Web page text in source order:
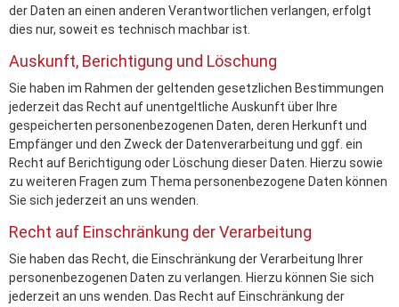
der Daten an einen anderen Verantwortlichen verlangen, erfolgt
dies nur, soweit es technisch machbar ist.
Auskunft, Berichtigung und Löschung
Sie haben im Rahmen der geltenden gesetzlichen Bestimmungen
jederzeit das Recht auf unentgeltliche Auskunft über Ihre
gespeicherten personenbezogenen Daten, deren Herkunft und
Empfänger und den Zweck der Datenverarbeitung und ggf. ein
Recht auf Berichtigung oder Löschung dieser Daten. Hierzu sowie
zu weiteren Fragen zum Thema personenbezogene Daten können
Sie sich jederzeit an uns wenden.
Recht auf Einschränkung der Verarbeitung
Sie haben das Recht, die Einschränkung der Verarbeitung Ihrer
personenbezogenen Daten zu verlangen. Hierzu können Sie sich
jederzeit an uns wenden. Das Recht auf Einschränkung der